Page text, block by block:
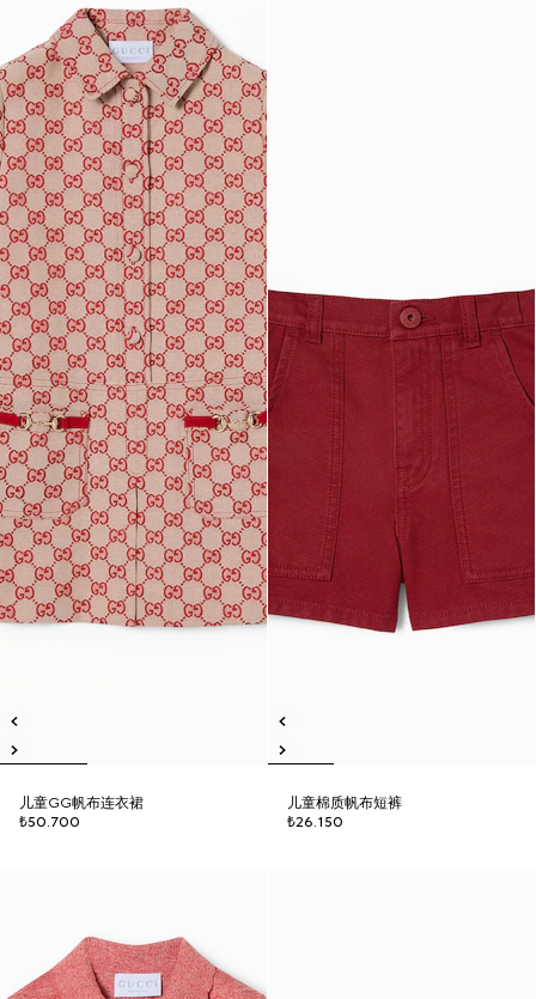
儿童GG帆布连衣裙
₺50.700
儿童棉质帆布短裤
₺26.150